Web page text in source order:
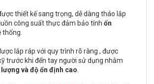
thiết kế sang trọng, dễ dàng tháo lắp
công suất thực đảm bảo tính ổn
thống.
lắp ráp với quy trình rõ ràng , được
trước khi đến tay người sử dụng nhằm
và độ ổn định cao